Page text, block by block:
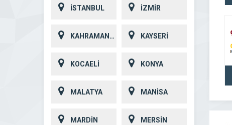
İSTANBUL İZMİR
KAHRAMANMARAŞ KAYSERİ
KOCAELİ KONYA
MALATYA MANİSA
MARDİN MERSİN